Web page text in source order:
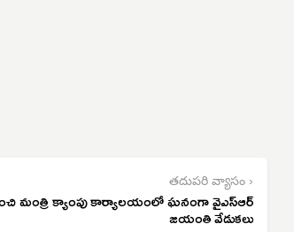
తదుపరి వ్యాసం ›
మంత్రి క్యాంపు కార్యాలయంలో ఘనంగా వైఎస్ఆర్
జయంతి వేడుకలు